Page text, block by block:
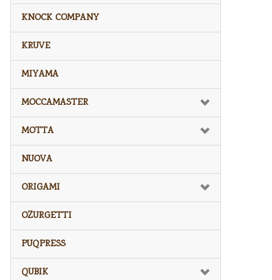
KNOCK COMPANY
KRUVE
MIYAMA
MOCCAMASTER
MOTTA
NUOVA
ORIGAMI
OZURGETTI
PUQPRESS
QUBIK